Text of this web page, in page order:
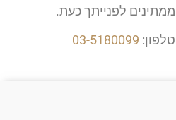
ממתינים לפנייתך כעת.
טלפון: 03-5180099